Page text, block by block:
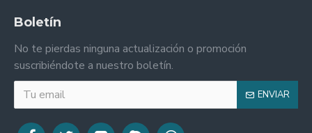
Boletín
No te pierdas ninguna actualización o promoción
suscribiéndote a nuestro boletín.
ENVIAR